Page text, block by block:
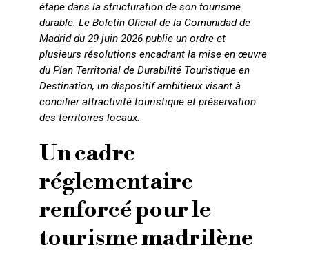
étape dans la structuration de son tourisme
durable. Le Boletín Oficial de la Comunidad de
Madrid du 29 juin 2026 publie un ordre et
plusieurs résolutions encadrant la mise en œuvre
du Plan Territorial de Durabilité Touristique en
Destination, un dispositif ambitieux visant à
concilier attractivité touristique et préservation
des territoires locaux.
Un cadre
réglementaire
renforcé pour le
tourisme madrilène